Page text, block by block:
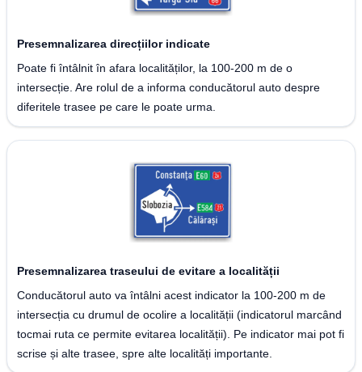
Presemnalizarea direcțiilor indicate
Poate fi întâlnit în afara localităților, la 100-200 m de o
intersecție. Are rolul de a informa conducătorul auto despre
diferitele trasee pe care le poate urma.
Presemnalizarea traseului de evitare a localității
Conducătorul auto va întâlni acest indicator la 100-200 m de
intersecția cu drumul de ocolire a localității (indicatorul marcând
tocmai ruta ce permite evitarea localității). Pe indicator mai pot fi
scrise și alte trasee, spre alte localități importante.